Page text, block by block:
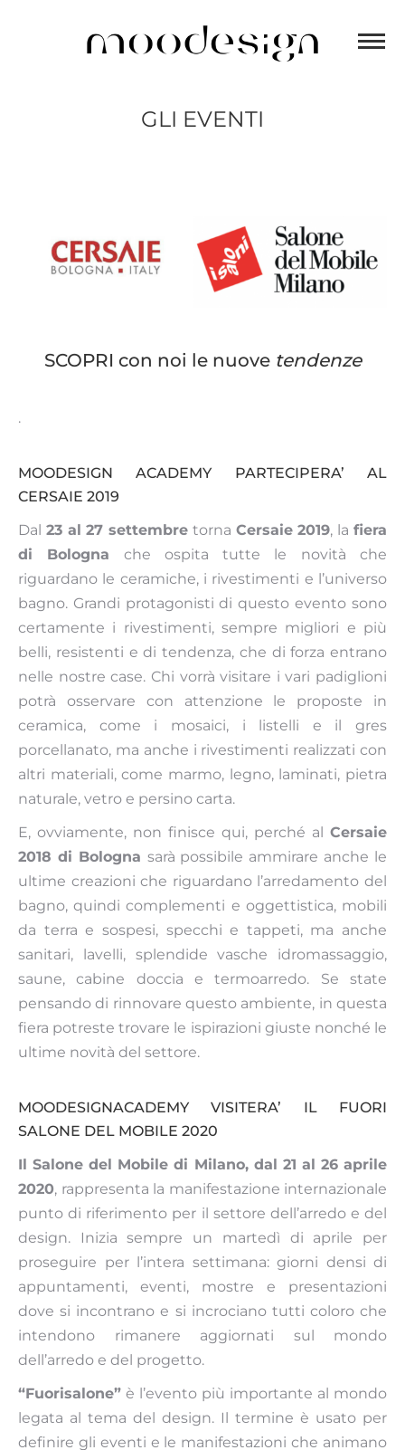
GLI EVENTI
SCOPRI con noi le nuovetendenze
.
MOODESIGN ACADEMY PARTECIPERA’ AL
CERSAIE 2019
Dal 23 al 27 settembre torna Cersaie 2019, lafiera
di Bologna che ospita tutte le novità che
riguardano le ceramiche, i rivestimenti e l’universo
bagno. Grandi protagonisti di questo evento sono
certamente i rivestimenti, sempre migliori e più
belli, resistenti e di tendenza, che di forza entrano
nelle nostre case. Chi vorrà visitare i vari padiglioni
potrà osservare con attenzione le proposte in
ceramica, come i mosaici, i listelli e il gres
porcellanato, ma anche i rivestimenti realizzati con
altri materiali, come marmo, legno, laminati, pietra
naturale, vetro e persino carta.
E, ovviamente, non finisce qui, perché al Cersaie
2018 di Bologna sarà possibile ammirare anche le
ultime creazioni che riguardano l’arredamento del
bagno, quindi complementi e oggettistica, mobili
da terra e sospesi, specchi e tappeti, ma anche
sanitari, lavelli, splendide vasche idromassaggio,
saune, cabine doccia e termoarredo. Se state
pensando di rinnovare questo ambiente, in questa
fiera potreste trovare le ispirazioni giuste nonché le
ultime novità del settore.
MOODESIGNACADEMY VISITERA’ IL FUORI
SALONE DEL MOBILE 2020
Il Salone del Mobile di Milano, dal 21 al 26 aprile
2020, rappresenta la manifestazione internazionale
punto di riferimento per il settore dell’arredo e del
design. Inizia sempre un martedì di aprile per
proseguire per l’intera settimana: giorni densi di
appuntamenti, eventi, mostre e presentazioni
dove si incontrano e si incrociano tutti coloro che
intendono rimanere aggiornati sul mondo
dell’arredo e del progetto.
“Fuorisalone” è l’evento più importante al mondo
legata al tema del design. Il termine è usato per
definire gli eventi e le manifestazioni che animano